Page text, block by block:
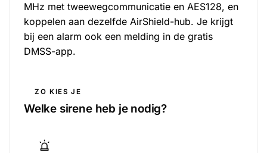
MHz met tweewegcommunicatie en AES128, en
koppelen aan dezelfde AirShield-hub. Je krijgt
bij een alarm ook een melding in de gratis
DMSS-app.
ZO KIES JE
Welke sirene heb je nodig?